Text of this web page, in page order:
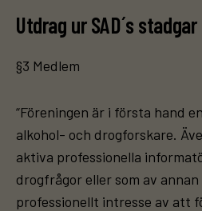
Utdrag ur SAD´s stadgar
§3 Medlem
“Föreningen är i första hand
alkohol- och drogforskare.
aktiva professionella
drogfrågor eller som av
professionellt intresse av att